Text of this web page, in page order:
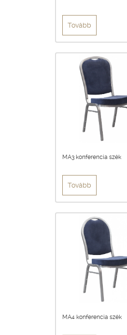
Tovább
MA3 konferencia szék
Tovább
MA4 konferencia szék